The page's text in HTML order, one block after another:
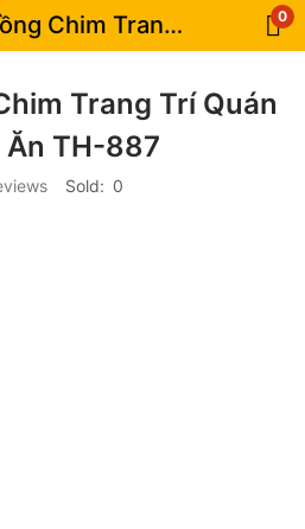
Đèn Thả Lồng Chim Trang Trí Quán Cafe – Đèn Bàn Ăn TH-887 0
Trang Trí Quán
Ăn TH-887
Sold: 0